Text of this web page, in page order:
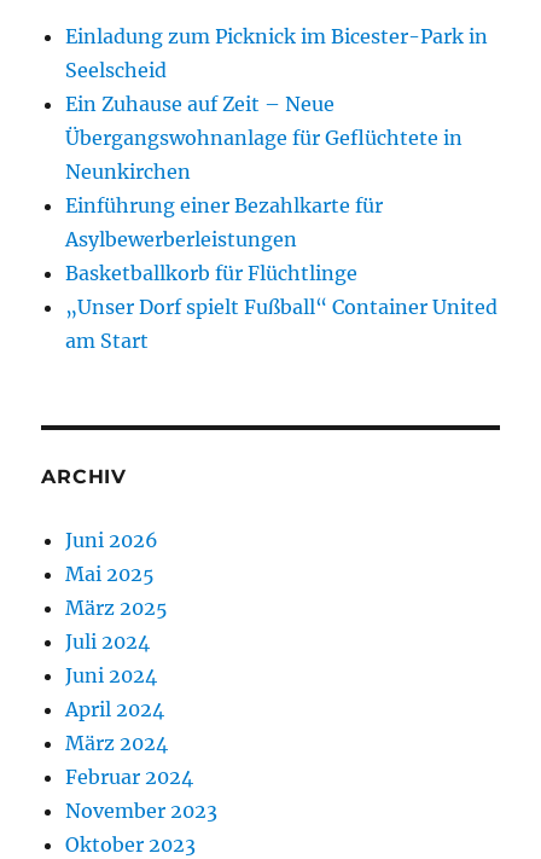
Einladung zum Picknick im Bicester-Park in
Seelscheid
Ein Zuhause auf Zeit – Neue
Übergangswohnanlage für Geflüchtete in
Neunkirchen
Einführung einer Bezahlkarte für
Asylbewerberleistungen
Basketballkorb für Flüchtlinge
„Unser Dorf spielt Fußball“ Container United
am Start
ARCHIV
Juni 2026
Mai 2025
März 2025
Juli 2024
Juni 2024
April 2024
März 2024
Februar 2024
November 2023
Oktober 2023